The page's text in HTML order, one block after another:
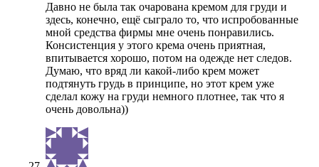
Давно не была так очарована кремом для груди и
здесь, конечно, ещё сыграло то, что испробованные
мной средства фирмы мне очень понравились.
Консистенция у этого крема очень приятная,
впитывается хорошо, потом на одежде нет следов.
Думаю, что вряд ли какой-либо крем может
подтянуть грудь в принципе, но этот крем уже
сделал кожу на груди немного плотнее, так что я
очень довольна))